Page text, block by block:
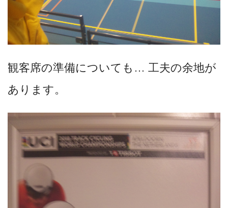
観客席の準備についても… 工夫の余地が
あります。